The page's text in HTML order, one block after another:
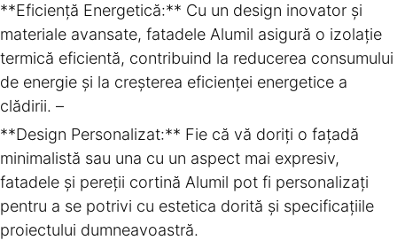
**Eficiență Energetică:** Cu un design inovator și
materiale avansate, fatadele Alumil asigură o izolație
termică eficientă, contribuind la reducerea consumului
de energie și la creșterea eficienței energetice a
clădirii. –
**Design Personalizat:** Fie că vă doriți o fațadă
minimalistă sau una cu un aspect mai expresiv,
fatadele și pereții cortină Alumil pot fi personalizați
pentru a se potrivi cu estetica dorită și specificațiile
proiectului dumneavoastră.